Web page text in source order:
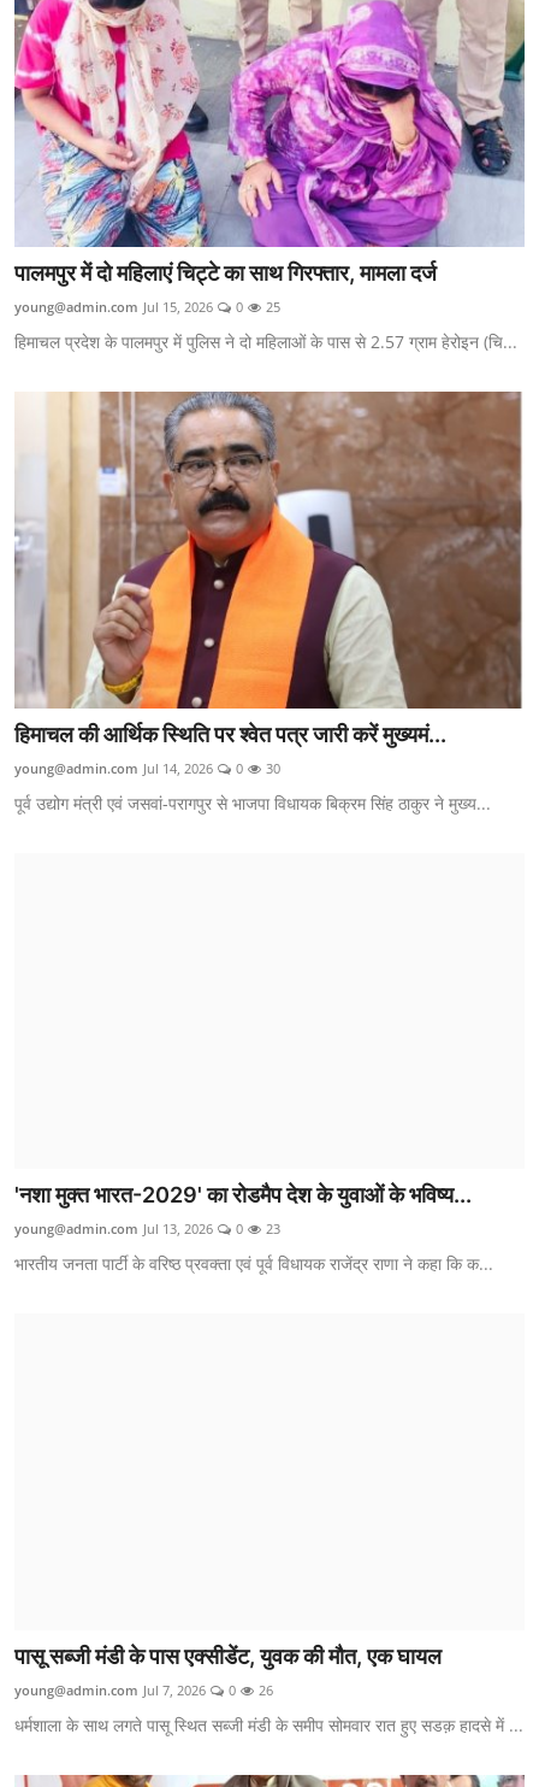
पालमपुर में दो महिलाएं चिट्टे का साथ गिरफ्तार, मामला दर्ज
young@admin.com Jul 15, 2026 0 25
हिमाचल प्रदेश के पालमपुर में पुलिस ने दो महिलाओं के पास से 2.57 ग्राम हेरोइन (चि...
हिमाचल की आर्थिक स्थिति पर श्वेत पत्र जारी करें मुख्यमं...
young@admin.com Jul 14, 2026 0 30
पूर्व उद्योग मंत्री एवं जसवां-परागपुर से भाजपा विधायक बिक्रम सिंह ठाकुर ने मुख्य...
'नशा मुक्त भारत-2029' का रोडमैप देश के युवाओं के भविष्य...
young@admin.com Jul 13, 2026 0 23
भारतीय जनता पार्टी के वरिष्ठ प्रवक्ता एवं पूर्व विधायक राजेंद्र राणा ने कहा कि क...
पासू सब्जी मंडी के पास एक्सीडेंट, युवक की मौत, एक घायल
young@admin.com Jul 7, 2026 0 26
धर्मशाला के साथ लगते पासू स्थित सब्जी मंडी के समीप सोमवार रात हुए सडक़ हादसे में ...